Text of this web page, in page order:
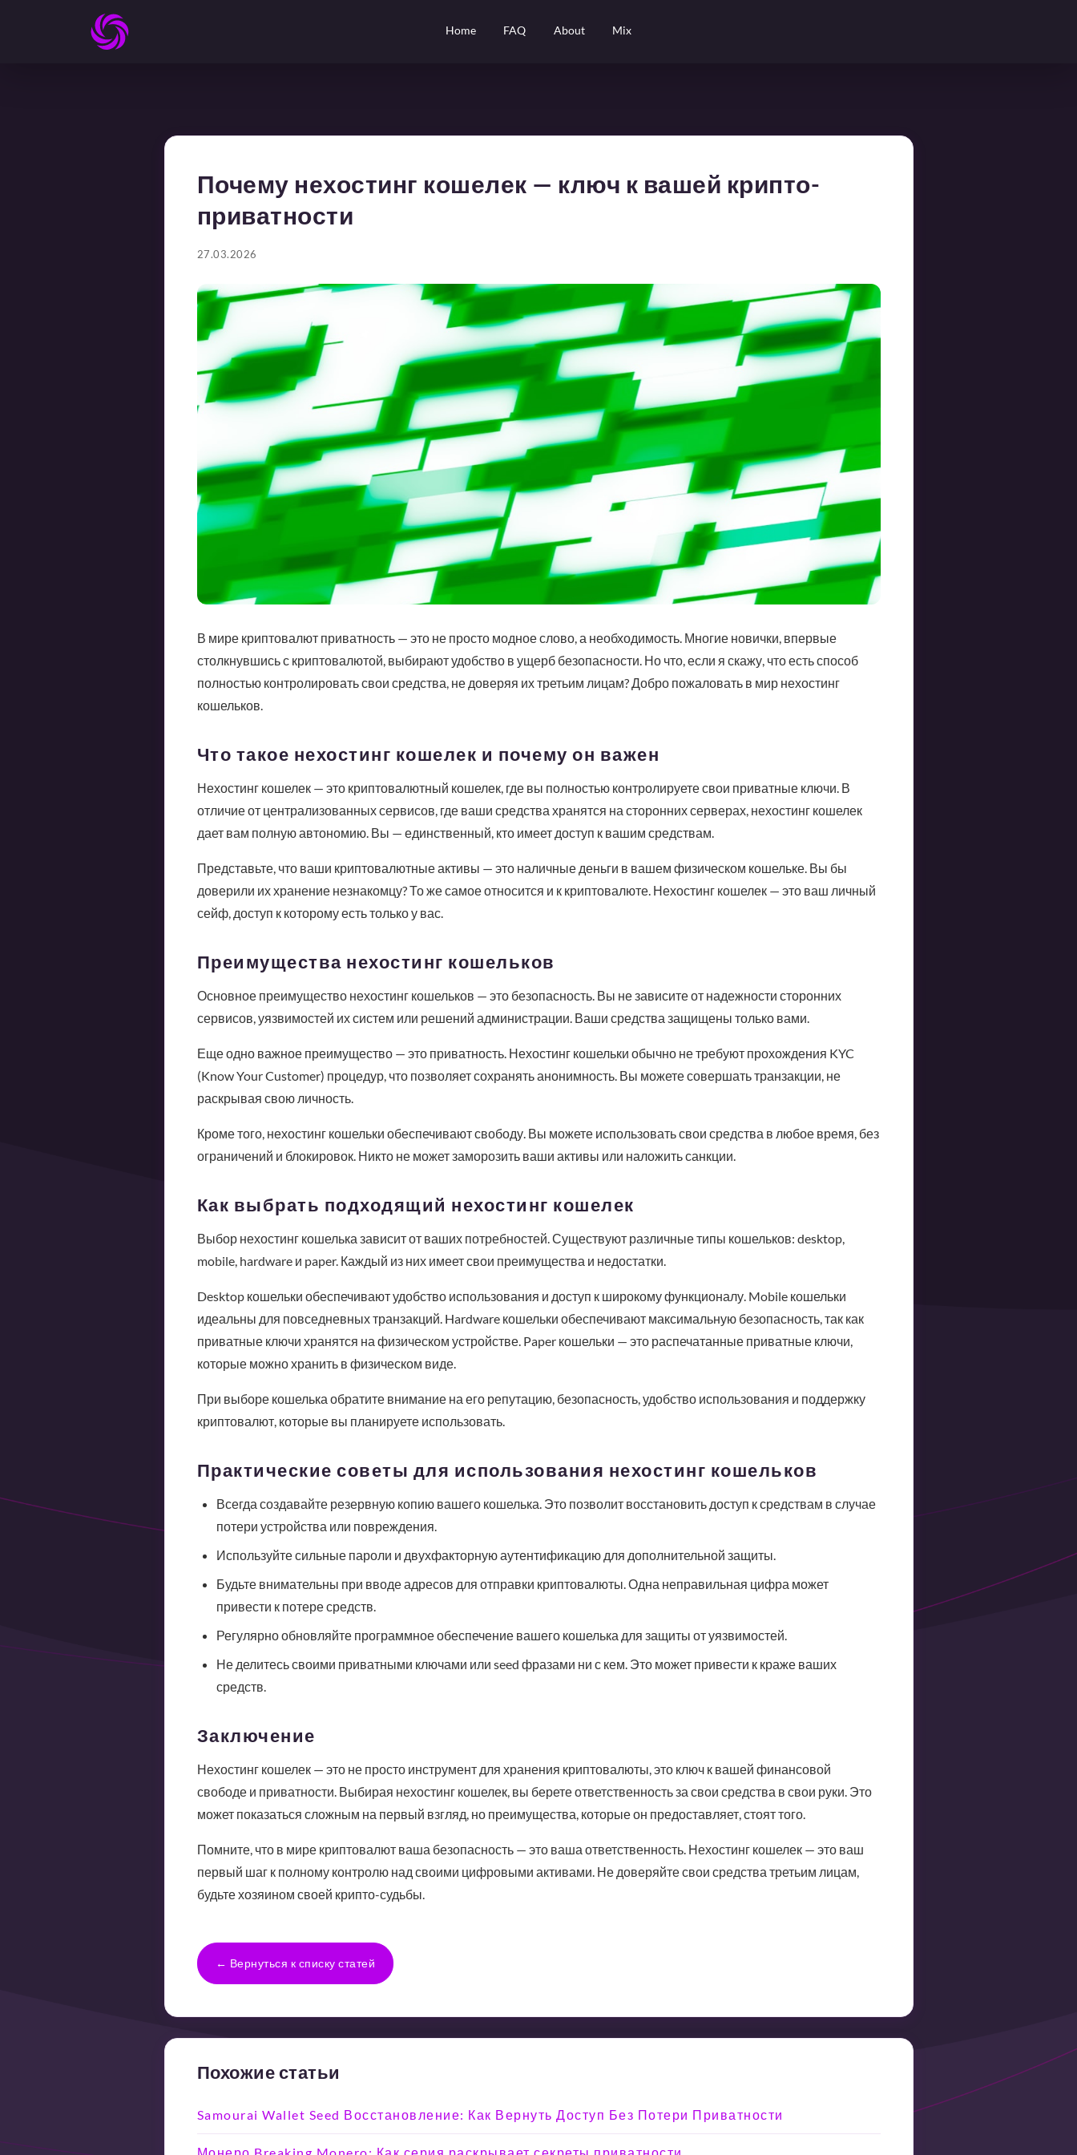
Home FAQ About Mix
Почему нехостинг кошелек — ключ к вашей крипто-
приватности
27.03.2026
В мире криптовалют приватность — это не просто модное слово, а необходимость. Многие новички, впервые
столкнувшись с криптовалютой, выбирают удобство в ущерб безопасности. Но что, если я скажу, что есть способ
полностью контролировать свои средства, не доверяя их третьим лицам? Добро пожаловать в мир нехостинг
кошельков.
Что такое нехостинг кошелек и почему он важен
Нехостинг кошелек — это криптовалютный кошелек, где вы полностью контролируете свои приватные ключи. В
отличие от централизованных сервисов, где ваши средства хранятся на сторонних серверах, нехостинг кошелек
дает вам полную автономию. Вы — единственный, кто имеет доступ к вашим средствам.
Представьте, что ваши криптовалютные активы — это наличные деньги в вашем физическом кошельке. Вы бы
доверили их хранение незнакомцу? То же самое относится и к криптовалюте. Нехостинг кошелек — это ваш личный
сейф, доступ к которому есть только у вас.
Преимущества нехостинг кошельков
Основное преимущество нехостинг кошельков — это безопасность. Вы не зависите от надежности сторонних
сервисов, уязвимостей их систем или решений администрации. Ваши средства защищены только вами.
Еще одно важное преимущество — это приватность. Нехостинг кошельки обычно не требуют прохождения KYC
(Know Your Customer) процедур, что позволяет сохранять анонимность. Вы можете совершать транзакции, не
раскрывая свою личность.
Кроме того, нехостинг кошельки обеспечивают свободу. Вы можете использовать свои средства в любое время, без
ограничений и блокировок. Никто не может заморозить ваши активы или наложить санкции.
Как выбрать подходящий нехостинг кошелек
Выбор нехостинг кошелька зависит от ваших потребностей. Существуют различные типы кошельков: desktop,
mobile, hardware и paper. Каждый из них имеет свои преимущества и недостатки.
Desktop кошельки обеспечивают удобство использования и доступ к широкому функционалу. Mobile кошельки
идеальны для повседневных транзакций. Hardware кошельки обеспечивают максимальную безопасность, так как
приватные ключи хранятся на физическом устройстве. Paper кошельки — это распечатанные приватные ключи,
которые можно хранить в физическом виде.
При выборе кошелька обратите внимание на его репутацию, безопасность, удобство использования и поддержку
криптовалют, которые вы планируете использовать.
Практические советы для использования нехостинг кошельков
Всегда создавайте резервную копию вашего кошелька. Это позволит восстановить доступ к средствам в случае
потери устройства или повреждения.
Используйте сильные пароли и двухфакторную аутентификацию для дополнительной защиты.
Будьте внимательны при вводе адресов для отправки криптовалюты. Одна неправильная цифра может
привести к потере средств.
Регулярно обновляйте программное обеспечение вашего кошелька для защиты от уязвимостей.
Не делитесь своими приватными ключами или seed фразами ни с кем. Это может привести к краже ваших
средств.
Заключение
Нехостинг кошелек — это не просто инструмент для хранения криптовалюты, это ключ к вашей финансовой
свободе и приватности. Выбирая нехостинг кошелек, вы берете ответственность за свои средства в свои руки. Это
может показаться сложным на первый взгляд, но преимущества, которые он предоставляет, стоят того.
Помните, что в мире криптовалют ваша безопасность — это ваша ответственность. Нехостинг кошелек — это ваш
первый шаг к полному контролю над своими цифровыми активами. Не доверяйте свои средства третьим лицам,
будьте хозяином своей крипто-судьбы.
← Вернуться к списку статей
Похожие статьи
Samourai Wallet Seed Восстановление: Как Вернуть Доступ Без Потери Приватности